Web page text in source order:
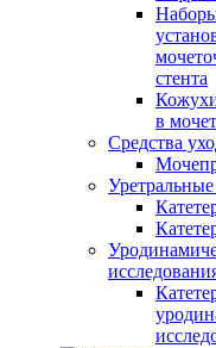
стента
в
Средства